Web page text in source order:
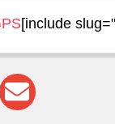
[include